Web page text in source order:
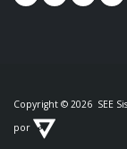
Copyright © 2026 SEE
por